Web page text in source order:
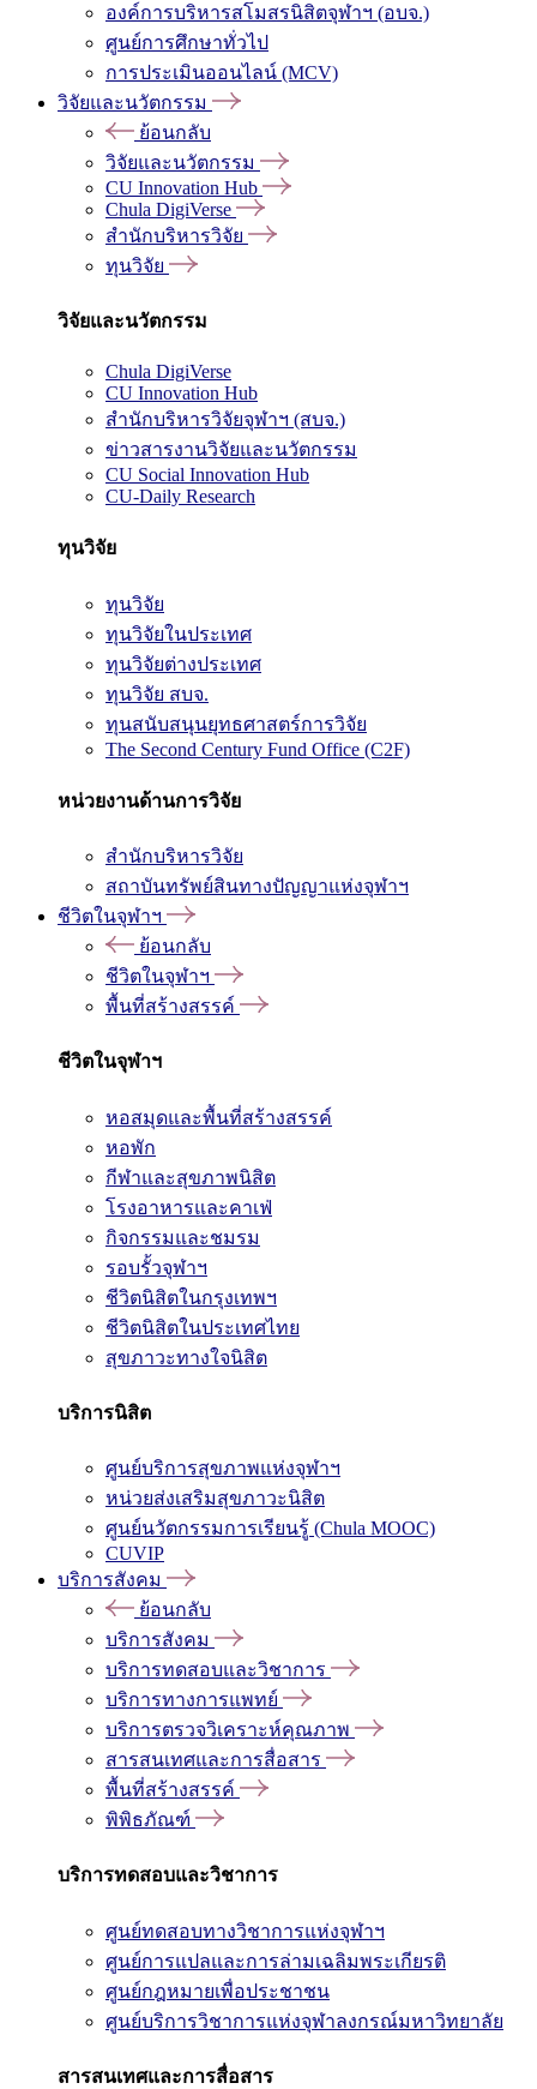
องค์การบริหารสโมสรนิสิตจุฬาฯ (อบจ.)
ศูนย์การศึกษาทั่วไป
การประเมินออนไลน์ (MCV)
วิจัยและนวัตกรรม
ย้อนกลับ
วิจัยและนวัตกรรม
CU Innovation Hub
Chula DigiVerse
สำนักบริหารวิจัย
ทุนวิจัย
วิจัยและนวัตกรรม
Chula DigiVerse
CU Innovation Hub
สำนักบริหารวิจัยจุฬาฯ (สบจ.)
ข่าวสารงานวิจัยและนวัตกรรม
CU Social Innovation Hub
CU-Daily Research
ทุนวิจัย
ทุนวิจัย
ทุนวิจัยในประเทศ
ทุนวิจัยต่างประเทศ
ทุนวิจัย สบจ.
ทุนสนับสนุนยุทธศาสตร์การวิจัย
The Second Century Fund Office (C2F)
หน่วยงานด้านการวิจัย
สำนักบริหารวิจัย
สถาบันทรัพย์สินทางปัญญาแห่งจุฬาฯ
ชีวิตในจุฬาฯ
ย้อนกลับ
ชีวิตในจุฬาฯ
พื้นที่สร้างสรรค์
ชีวิตในจุฬาฯ
หอสมุดและพื้นที่สร้างสรรค์
หอพัก
กีฬาและสุขภาพนิสิต
โรงอาหารและคาเฟ่
กิจกรรมและชมรม
รอบรั้วจุฬาฯ
ชีวิตนิสิตในกรุงเทพฯ
ชีวิตนิสิตในประเทศไทย
สุขภาวะทางใจนิสิต
บริการนิสิต
ศูนย์บริการสุขภาพแห่งจุฬาฯ
หน่วยส่งเสริมสุขภาวะนิสิต
ศูนย์นวัตกรรมการเรียนรู้ (Chula MOOC)
CUVIP
บริการสังคม
ย้อนกลับ
บริการสังคม
บริการทดสอบและวิชาการ
บริการทางการแพทย์
บริการตรวจวิเคราะห์คุณภาพ
สารสนเทศและการสื่อสาร
พื้นที่สร้างสรรค์
พิพิธภัณฑ์
บริการทดสอบและวิชาการ
ศูนย์ทดสอบทางวิชาการแห่งจุฬาฯ
ศูนย์การแปลและการล่ามเฉลิมพระเกียรติ
ศูนย์กฎหมายเพื่อประชาชน
ศูนย์บริการวิชาการแห่งจุฬาลงกรณ์มหาวิทยาลัย
สารสนเทศและการสื่อสาร